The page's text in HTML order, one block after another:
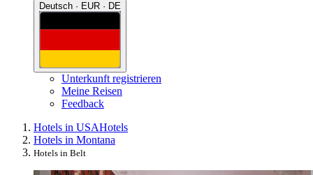
Deutsch · EUR · DE
Unterkunft registrieren
Meine Reisen
Feedback
Hotels in USAHotels
Hotels in Montana
Hotels in Belt